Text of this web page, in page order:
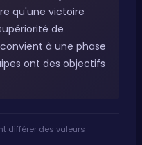
qu'une victoire
de
à une phase
ont des objectifs
différer des valeurs